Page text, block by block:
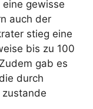
gewisse
auch der
stieg eine
bis zu 100
gab es
durch